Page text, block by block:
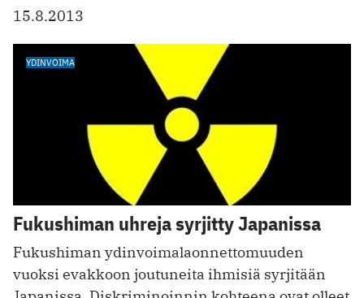
15.8.2013
YDINVOIMA
Fukushiman uhreja syrjitty Japanissa
Fukushiman ydinvoimalaonnettomuuden
vuoksi evakkoon joutuneita ihmisiä syrjitään